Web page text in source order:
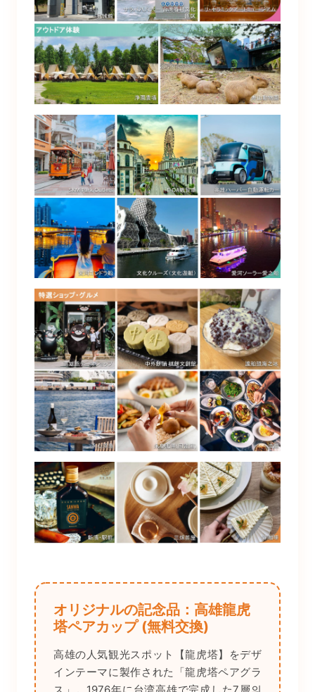
オリジナルの記念品：高雄龍虎
塔ペアカップ (無料交換)
高雄の人気観光スポット【龍虎塔】をデザ
インテーマに製作された「龍虎塔ペアグラ